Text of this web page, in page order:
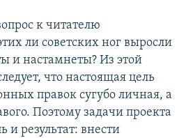
к читателю
ли советских ног выросли
и настамнеты? Из этой
что настоящая цель
правок сугубо личная, а
Поэтому задачи проекта
и результат: внести